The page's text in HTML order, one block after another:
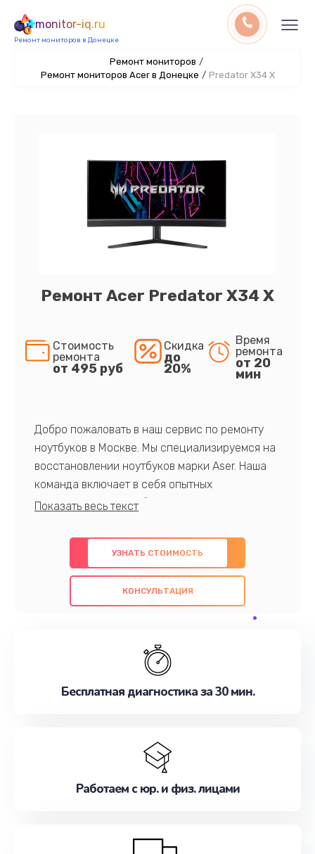
monitor-iq.ru
Ремонт мониторов в Донецке
Ремонт мониторов /
Ремонт мониторов Acer в Донецке / Predator X34 X
Ремонт Acer Predator X34 X
Стоимость
ремонта
от 495 руб
Скидка
до
20%
Время
ремонта
от 20
мин
Добро пожаловать в наш сервис по ремонту
ноутбуков в Москве. Мы специализируемся на
восстановлении ноутбуков марки Aser. Наша
команда включает в себя опытных
профессионалов с обширными знаниями и
предлагаем быстрый и качественный ремонт с
использованием оригинальных компонентов, а
также гарантируем качество всех
проведенных работ. Наша цель - предоставить
наилучшим образом. Не медлите записаться на
УЗНАТЬ СТОИМОСТЬ
КОНСУЛЬТАЦИЯ
Бесплатная диагностика за 30 мин.
Работаем с юр. и физ. лицами